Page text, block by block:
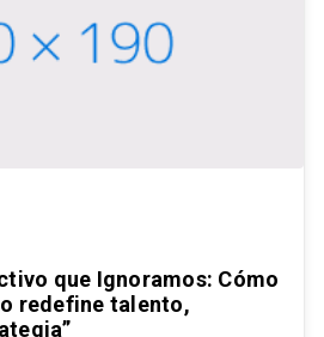
que Ignoramos: Cómo
redefine talento,